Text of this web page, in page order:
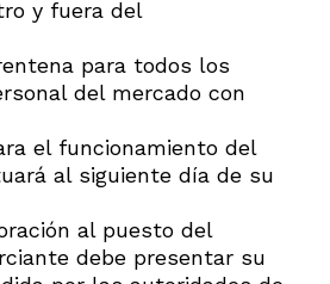
y fuera del
para todos los
del mercado con
el funcionamiento del
al siguiente día de su
al puesto del
debe presentar su